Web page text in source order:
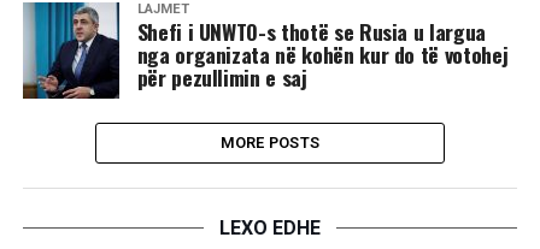
LAJMET
Shefi i UNWTO-s thotë se Rusia u largua
nga organizata në kohën kur do të votohej
për pezullimin e saj
MORE POSTS
LEXO EDHE